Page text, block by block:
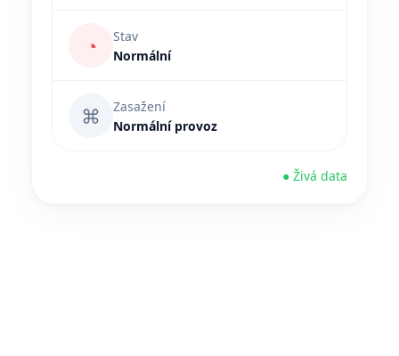
◔
Stav
Normální
⌘
Zasažení
Normální provoz
● Živá data